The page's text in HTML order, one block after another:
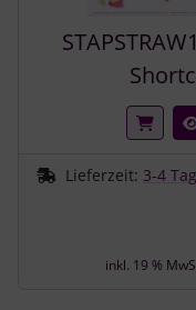
Lieferzeit: 3-4
inkl. 19 %